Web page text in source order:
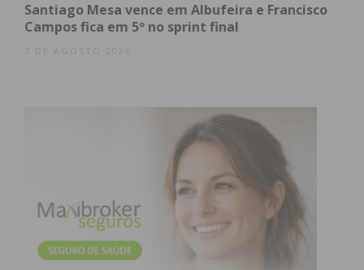
Santiago Mesa vence em Albufeira e Francisco
Campos fica em 5º no sprint final
7 DE AGOSTO 2026